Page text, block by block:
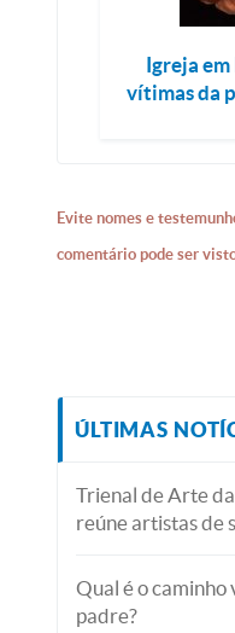
Igreja
vítimas da
Evite nomes e
comentário pode ser
ÚLTIMAS
Trienal de Arte
reúne artistas de
Qual é o
padre?